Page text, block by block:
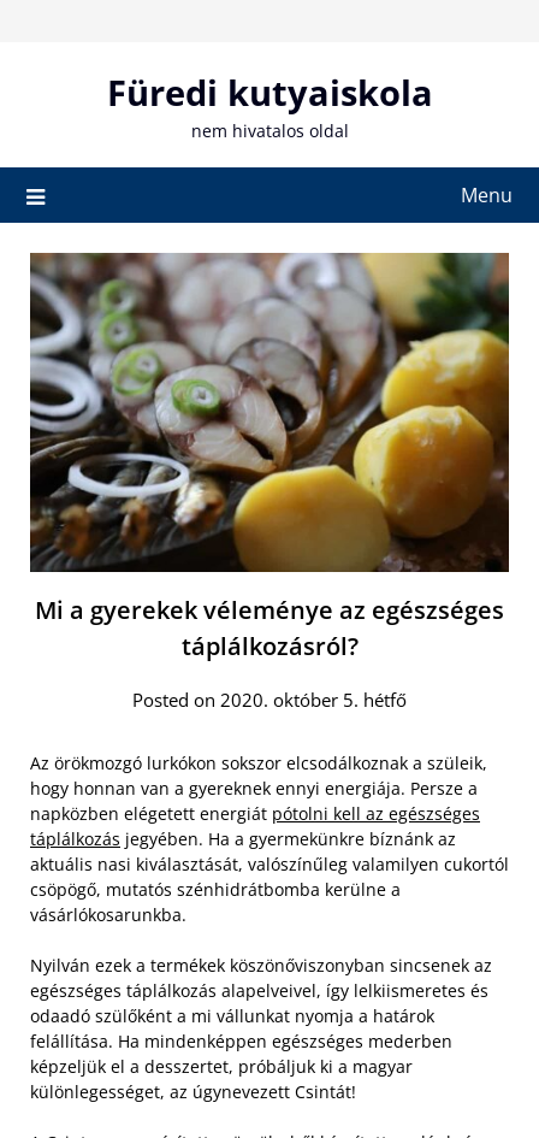
Füredi kutyaiskola
nem hivatalos oldal
Menu
Mi a gyerekek véleménye az egészséges
táplálkozásról?
Posted on 2020. október 5. hétfő
Az örökmozgó lurkókon sokszor elcsodálkoznak a szüleik,
hogy honnan van a gyereknek ennyi energiája. Persze a
napközben elégetett energiát pótolni kell az egészséges
táplálkozás jegyében. Ha a gyermekünkre bíznánk az
aktuális nasi kiválasztását, valószínűleg valamilyen cukortól
csöpögő, mutatós szénhidrátbomba kerülne a
vásárlókosarunkba.
Nyilván ezek a termékek köszönőviszonyban sincsenek az
egészséges táplálkozás alapelveivel, így lelkiismeretes és
odaadó szülőként a mi vállunkat nyomja a határok
felállítása. Ha mindenképpen egészséges mederben
képzeljük el a desszertet, próbáljuk ki a magyar
különlegességet, az úgynevezett Csintát!